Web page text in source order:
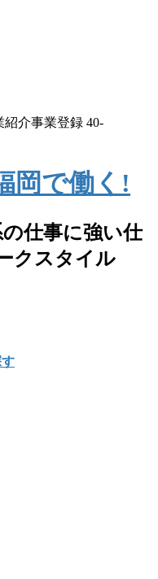
介事業登録 40-
岡で働く!
仕事に強い仕
クスタイル